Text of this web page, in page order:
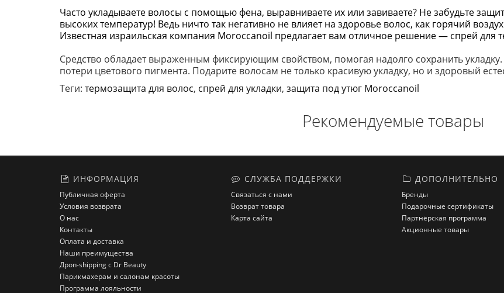
Часто укладываете волосы с помощью фена, выравниваете их или завиваете? Не забудьте
высоких температур! Ведь ничто так негативно не влияет на здоровье волос, как горячий
Известная израильская компания Moroccanoil предлагает вам отличное решение — спрей для
Средство обладает выраженным фиксирующим свойством, помогая надолго сохранить
потери цветового пигмента. Подарите волосам не только красивую укладку, но и здоровый
Теги: термозащита для волос, спрей для укладки, защита под утюг Moroccanoil
Рекомендуемые товары
ИНФОРМАЦИЯ
Публичная оферта
Условия возврата
О нас
Контакты
Оплата и доставка
Наши преимущества
Дроп-shipping с Dr Beauty
Парикмахерам и салонам красоты
Программа лояльности
СЛУЖБА ПОДДЕРЖКИ
Связаться с нами
Возврат товара
Карта сайта
ДОПОЛНИТЕЛЬНО
Бренды
Подарочные сертификаты
Партнёрская программа
Акционные товары